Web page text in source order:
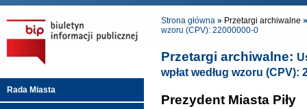
Rada Miasta
Strona główna » Przetargi archiwalne »
wzoru (CPV): 22000000-0
Przetargi archiwalne:
wpłat według wzoru (CPV):
Prezydent Miasta Piły